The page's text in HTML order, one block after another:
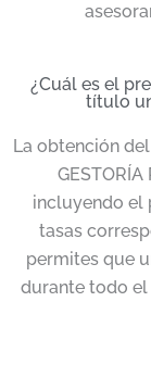
¿Cuál es el
título
La obtención
incluyendo el
tasas
permites que
durante todo